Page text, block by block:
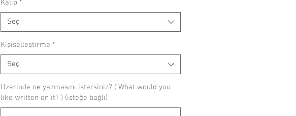
Kalıp *
Seç
Kişiselleştirme *
Seç
Üzerinde ne yazmasını istersiniz? ( What would you
like written on it? ) (isteğe bağlı)